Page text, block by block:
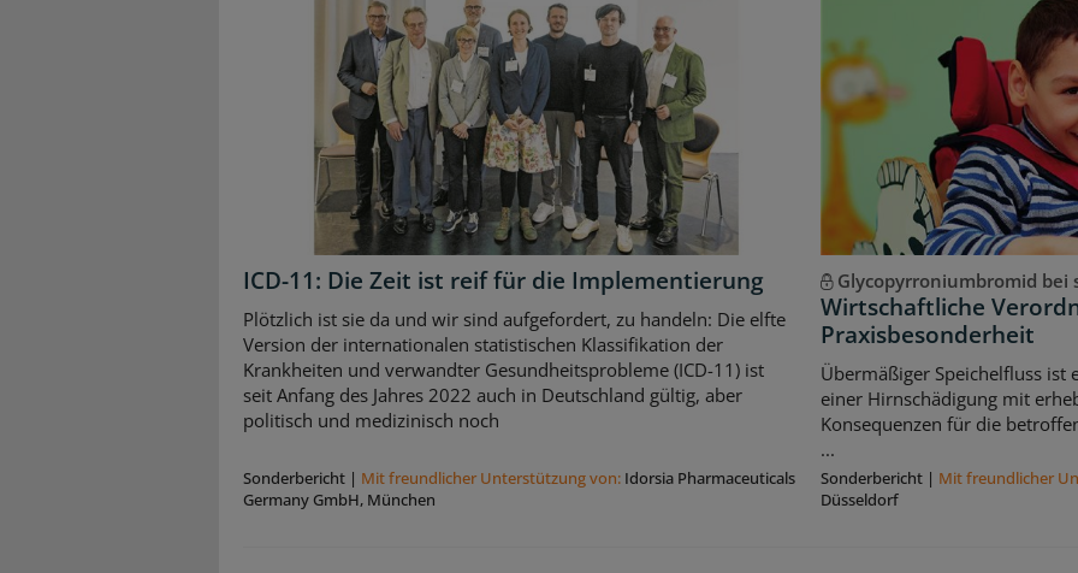
ICD-11: Die Zeit ist reif für die Implementierung
Plötzlich ist sie da und wir sind aufgefordert, zu handeln: Die elfte
Version der internationalen statistischen Klassifikation der
Krankheiten und verwandter Gesundheitsprobleme (ICD-11) ist
seit Anfang des Jahres 2022 auch in Deutschland gültig, aber
politisch und medizinisch noch
Sonderbericht | Mit freundlicher Unterstützung von: Idorsia Pharmaceuticals
Germany GmbH, München
Glycopyrroniumbromid bei
Wirtschaftliche
Praxisbesonderheit
Übermäßiger Speichelfluss ist
einer Hirnschädigung mit
Konsequenzen für die
...
Sonderbericht | Mit freundlicher
Düsseldorf